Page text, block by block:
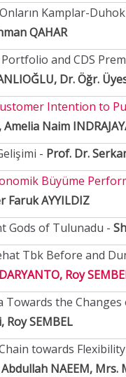
Kamplar-
QAHAR
and CDS
Dr. Öğr.
Intention to
Naim
- Prof. Dr.
Büyüme
Faruk AYYILDIZ
Gods of Tulunadu -
Tbk Before and
Roy
the
Roy SEMBEL
towards
NAEEM, Mrs.